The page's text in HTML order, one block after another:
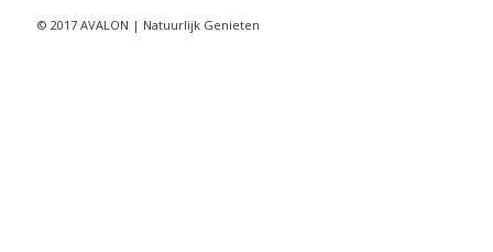
© 2017 AVALON | Natuurlijk Genieten